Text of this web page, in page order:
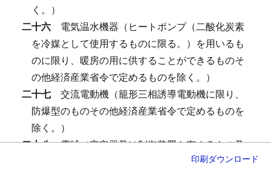
く。）
二十六 電気温水機器（ヒートポンプ（二酸化炭素
を冷媒として使用するものに限る。）を用いるも
のに限り、暖房の用に供することができるものそ
の他経済産業省令で定めるものを除く。）
二十七 交流電動機（籠形三相誘導電動機に限り、
防爆型のものその他経済産業省令で定めるものを
除く。）
二十八電球（安定器又は制御装置を有するもの及
び白熱電球に限り、定格電圧が五十ボルト以下の
印刷ダウンロード